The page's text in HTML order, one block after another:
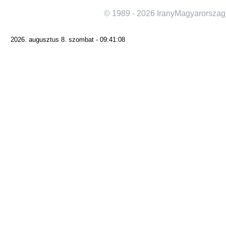
© 1989 - 2026
2026. augusztus 8. szombat - 09:41:08